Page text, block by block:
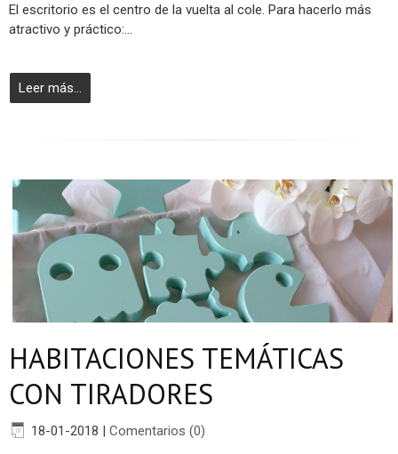
El escritorio es el centro de la vuelta al cole. Para hacerlo más
atractivo y práctico:...
Leer más...
HABITACIONES TEMÁTICAS
CON TIRADORES
18-01-2018 | Comentarios (0)